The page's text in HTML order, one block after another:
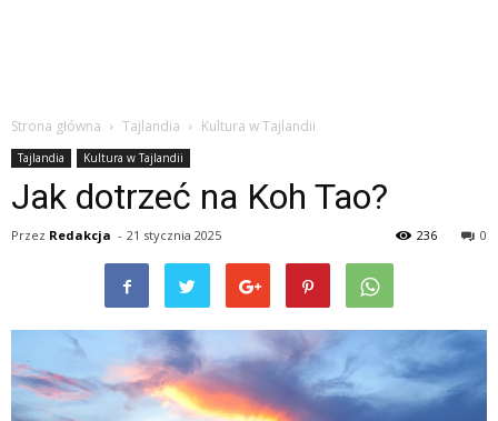
Strona główna Tajlandia Kultura w Tajlandii
Tajlandia Kultura w Tajlandii
Jak dotrzeć na Koh Tao?
Przez Redakcja - 21 stycznia 2025 0
236